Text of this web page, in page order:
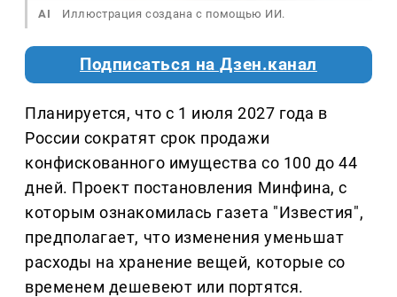
AI Иллюстрация создана с помощью ИИ.
Подписаться на Дзен.канал
Планируется, что с 1 июля 2027 года в
России сократят срок продажи
конфискованного имущества со 100 до 44
дней. Проект постановления Минфина, с
которым ознакомилась газета "Известия",
предполагает, что изменения уменьшат
расходы на хранение вещей, которые со
временем дешевеют или портятся.